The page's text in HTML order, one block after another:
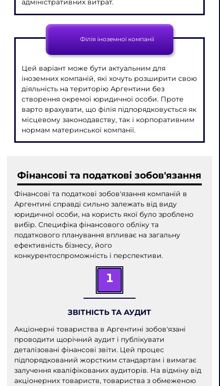
адміністративних витрат.
Філія іноземної компанії
Цей варіант може бути актуальним для
іноземних компаній, які хочуть розширити свою
діяльність на територію Аргентини без
створення окремої юридичної особи. Проте
варто врахувати, що філія підпорядковується як
місцевому законодавству, так і корпоративним
нормам материнської компанії.
Фінансові та податкові зобов'язання
Фінансові та податкові зобов'язання компаній в
Аргентині справді сильно залежать від виду
юридичної особи, на користь якої було зроблено
вибір. Специфіка фінансового обліку та
податкового планування впливає на загальну
ефективність бізнесу, його
конкурентоспроможність і перспективи.
1
ЗВІТНІСТЬ ТА АУДИТ
Акціонерні товариства в Аргентині зобов'язані
проводити щорічний аудит і публікувати
деталізовані фінансові звіти. Цей процес
підпорядкований жорстким стандартам і вимагає
залучення кваліфікованих аудиторів. На відміну від
акціонерних товариств, товариства з обмеженою